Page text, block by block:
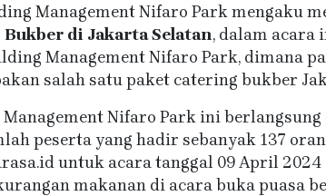
Management Nifaro Park mengaku
di Jakarta Selatan, dalam acara
Management Nifaro Park, dimana
salah satu paket catering bukber
Nifaro Park ini
peserta yang hadir sebanyak 137
untuk acara tanggal 09 April 2024
makanan di acara buka puasa